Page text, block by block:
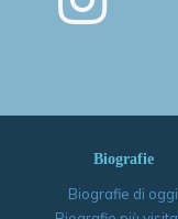
Biografie
Biografie di oggi